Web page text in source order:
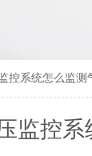
控系统怎么监测
监控